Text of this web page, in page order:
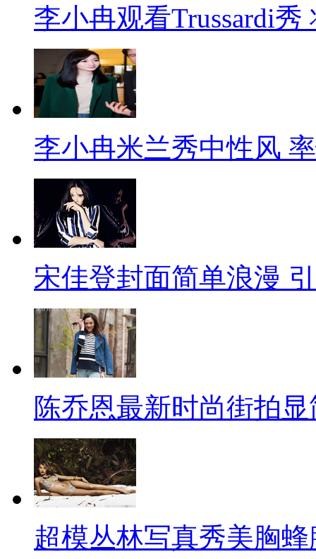
李小冉观看Trussardi
李小冉米兰秀中性风
宋佳登封面简单浪漫
陈乔恩最新时尚街拍
超模丛林写真秀美胸蜂